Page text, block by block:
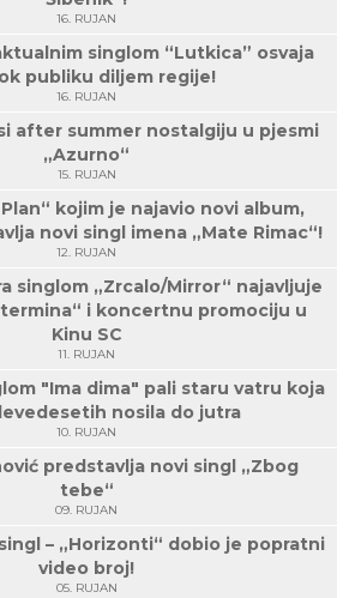
16. RUJAN
singlom “Lutkica” osvaja
publiku diljem regije!
16. RUJAN
after summer nostalgiju u pjesmi
„Azurno“
15. RUJAN
kojim je najavio novi album,
novi singl imena „Mate Rimac“!
12. RUJAN
singlom „Zrcalo/Mirror“ najavljuje
i koncertnu promociju u
Kinu SC
11. RUJAN
"Ima dima" pali staru vatru koja
nosila do jutra
10. RUJAN
predstavlja novi singl „Zbog
tebe“
09. RUJAN
singl – „Horizonti“ dobio je popratni
video broj!
05. RUJAN